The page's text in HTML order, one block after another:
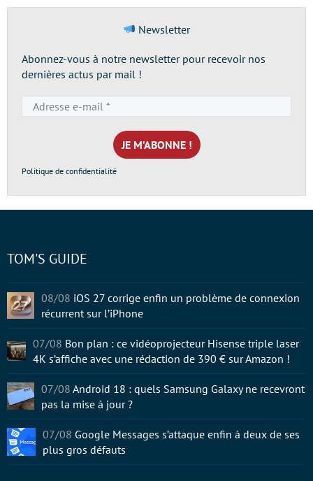
Newsletter
Abonnez-vous à notre newsletter pour recevoir nos
dernières actus par mail !
e-
mail
*
Politique de confidentialité
TOM'S GUIDE
08/08 iOS 27 corrige enfin un problème de connexion
récurrent sur l’iPhone
07/08 Bon plan : ce vidéoprojecteur Hisense triple laser
4K s’affiche avec une rédaction de 390 € sur Amazon !
07/08 Android 18 : quels Samsung Galaxy ne recevront
pas la mise à jour ?
07/08 Google Messages s’attaque enfin à deux de ses
plus gros défauts